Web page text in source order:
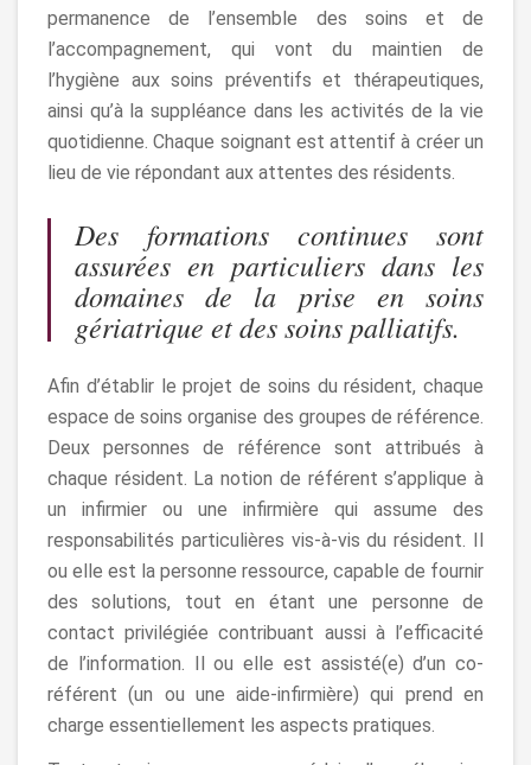
permanence de l’ensemble des soins et de
l’accompagnement, qui vont du maintien de
l’hygiène aux soins préventifs et thérapeutiques,
ainsi qu’à la suppléance dans les activités de la vie
quotidienne. Chaque soignant est attentif à créer un
lieu de vie répondant aux attentes des résidents.
Des formations continues sont
assurées en particuliers dans les
domaines de la prise en soins
gériatrique et des soins palliatifs.
Afin d’établir le projet de soins du résident, chaque
espace de soins organise des groupes de référence.
Deux personnes de référence sont attribués à
chaque résident. La notion de référent s’applique à
un infirmier ou une infirmière qui assume des
responsabilités particulières vis-à-vis du résident. Il
ou elle est la personne ressource, capable de fournir
des solutions, tout en étant une personne de
contact privilégiée contribuant aussi à l’efficacité
de l’information. Il ou elle est assisté(e) d’un co-
référent (un ou une aide-infirmière) qui prend en
charge essentiellement les aspects pratiques.